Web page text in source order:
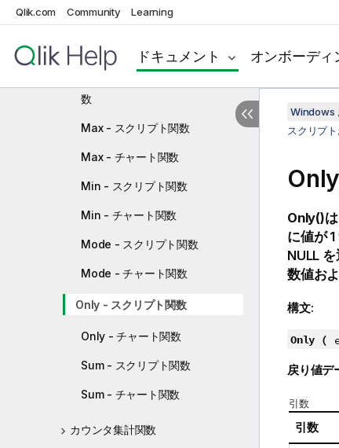
Qlik.com Community Learning
ドキュメント オンボーディ
基本的な集計関数
関数
数
Max - スクリプト関数
Max - チャート関数
Min - スクリプト関数
Min - チャート関数
Mode - スクリプト関数
Mode - チャート関数
Only - スクリプト関数
Only - チャート関数
Sum - スクリプト関数
Sum - チャート関数
カウンタ集計関数
Windows
スクリプ
Only()
に値が
NULL を
数値お
構文:
Only (
戻り値デ
引数
引数